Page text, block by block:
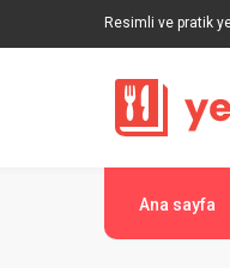
Resimli ve pratik
Ana sayfa